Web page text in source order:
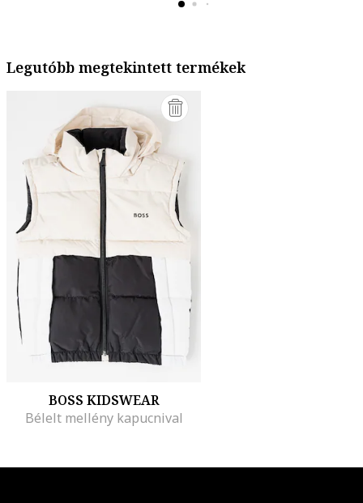
Legutóbb megtekintett termékek
BOSS KIDSWEAR
Bélelt mellény kapucnival